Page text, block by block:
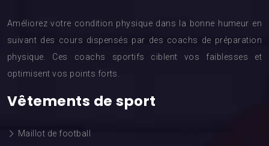
Améliorez votre condition physique dans la bonne humeur en
suivant des cours dispensés par des coachs de préparation
physique. Ces coachs sportifs ciblent vos faiblesses et
optimisent vos points forts.
Vêtements de sport
Maillot de football